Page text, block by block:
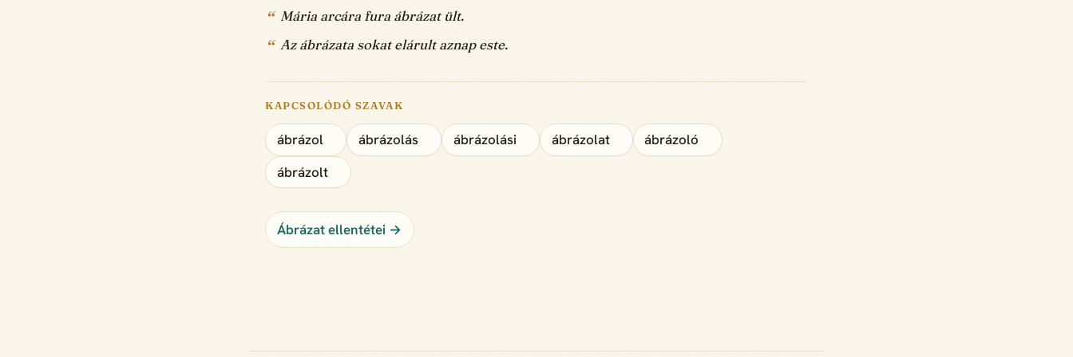
Mária arcára fura ábrázat ült.
Az ábrázata sokat elárult aznap este.
KAPCSOLÓDÓ SZAVAK
ábrázol ábrázolás ábrázolási ábrázolat
ábrázoló
ábrázolt
Ábrázat ellentétei →